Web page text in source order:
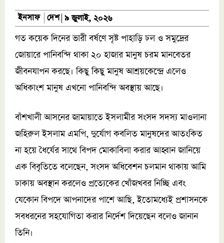
ইনসাফ দেশ ৯ জুলাই, ২০২৬
গত কয়েক দিনের ভারী বর্ষণে সৃষ্ট পাহাড়ি ঢল ও সমুদ্রের
জোয়ারে পানিবন্দি থাকা ২০ হাজার মানুষ চরম মানবেতর
জীবনযাপন করছে। কিছু কিছু মানুষ আশ্রয়কেন্দ্রে এলেও
অধিকাংশ মানুষ এখনো পানিবন্দি অবস্থায় আছে।
বাঁশখালী আসনের জামায়াতে ইসলামীর সংসদ সদস্য মাওলানা
জহিরুল ইসলাম এমপি, দুর্যোগ কবলিত মানুষদের আতংকিত
না হয়ে ধৈর্যের সাথে বিপদ মোকাবিলা করার আহ্বান জানিয়ে
এক বিবৃতিতে বলেছেন, সংসদ অধিবেশন চলমান থাকায় আমি
ঢাকায় অবস্থান করলেও প্রত্যেকের খোঁজখবর নিচ্ছি এবং
যেকোন বিপদে আপনাদের পাশে আছি, ইতোমধ্যেই প্রশাসনকে
সবধরনের সহযোগিতা করার নির্দেশ দিয়েছেন বলেও জানান
তিনি।